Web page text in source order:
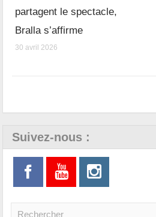
partagent le spectacle,
Bralla s’affirme
30 avril 2026
Suivez-nous :